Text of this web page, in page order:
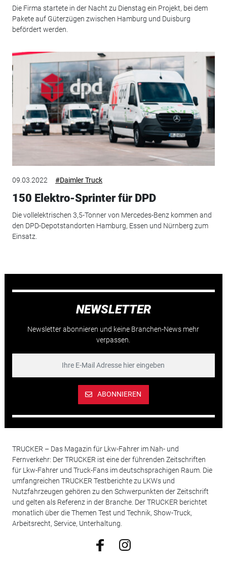
Die Firma startete in der Nacht zu Dienstag ein Projekt, bei dem
Pakete auf Güterzügen zwischen Hamburg und Duisburg
befördert werden.
09.03.2022 #Daimler Truck
150 Elektro-Sprinter für DPD
Die vollelektrischen 3,5-Tonner von Mercedes-Benz kommen and
den DPD-Depotstandorten Hamburg, Essen und Nürnberg zum
Einsatz.
NEWSLETTER
Newsletter abonnieren und keine Branchen-News mehr
verpassen.
ABONNIEREN
TRUCKER – Das Magazin für Lkw-Fahrer im Nah- und
Fernverkehr: Der TRUCKER ist eine der führenden Zeitschriften
für Lkw-Fahrer und Truck-Fans im deutschsprachigen Raum. Die
umfangreichen TRUCKER Testberichte zu LKWs und
Nutzfahrzeugen gehören zu den Schwerpunkten der Zeitschrift
und gelten als Referenz in der Branche. Der TRUCKER berichtet
monatlich über die Themen Test und Technik, Show-Truck,
Arbeitsrecht, Service, Unterhaltung.